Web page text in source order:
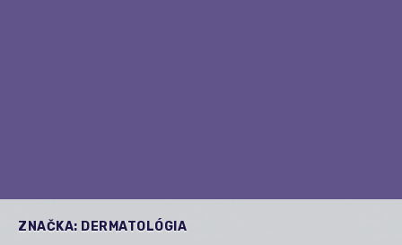
ZNAČKA: DERMATOLÓGIA